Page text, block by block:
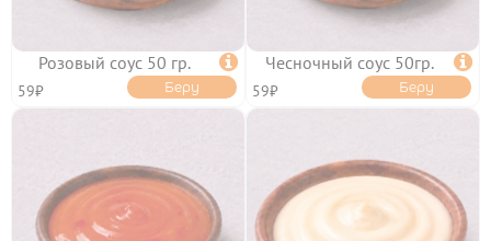
Розовый соус 50 гр. 
59₽ Беру
Чесночный соус 50гр. 
59₽ Беру